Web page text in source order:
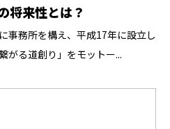
将来性とは？
事務所を構え、平成17年に設立し
がる道創り」をモットー...